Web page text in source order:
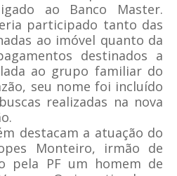
ao Banco Master.
participado tanto das
ao imóvel quanto da
destinados a
ao grupo familiar do
seu nome foi incluído
realizadas na nova
destacam a atuação do
Monteiro, irmão de
pela PF um homem de